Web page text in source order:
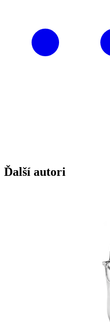
Ďalší autori